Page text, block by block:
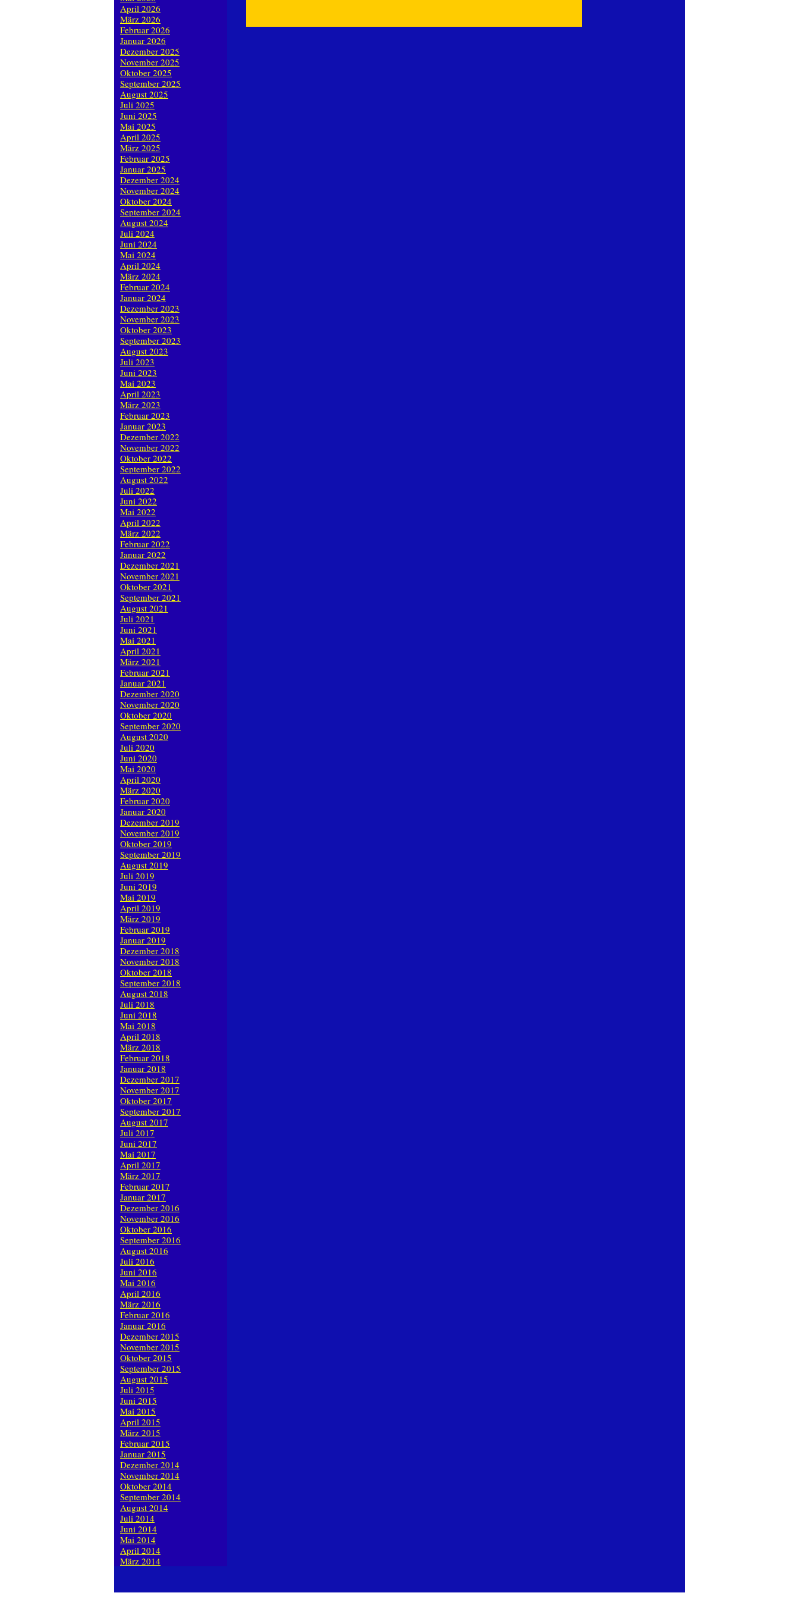
April 2026
März 2026
Februar 2026
Januar 2026
Dezember 2025
November 2025
Oktober 2025
September 2025
August 2025
Juli 2025
Juni 2025
Mai 2025
April 2025
März 2025
Februar 2025
Januar 2025
Dezember 2024
November 2024
Oktober 2024
September 2024
August 2024
Juli 2024
Juni 2024
Mai 2024
April 2024
März 2024
Februar 2024
Januar 2024
Dezember 2023
November 2023
Oktober 2023
September 2023
August 2023
Juli 2023
Juni 2023
Mai 2023
April 2023
März 2023
Februar 2023
Januar 2023
Dezember 2022
November 2022
Oktober 2022
September 2022
August 2022
Juli 2022
Juni 2022
Mai 2022
April 2022
März 2022
Februar 2022
Januar 2022
Dezember 2021
November 2021
Oktober 2021
September 2021
August 2021
Juli 2021
Juni 2021
Mai 2021
April 2021
März 2021
Februar 2021
Januar 2021
Dezember 2020
November 2020
Oktober 2020
September 2020
August 2020
Juli 2020
Juni 2020
Mai 2020
April 2020
März 2020
Februar 2020
Januar 2020
Dezember 2019
November 2019
Oktober 2019
September 2019
August 2019
Juli 2019
Juni 2019
Mai 2019
April 2019
März 2019
Februar 2019
Januar 2019
Dezember 2018
November 2018
Oktober 2018
September 2018
August 2018
Juli 2018
Juni 2018
Mai 2018
April 2018
März 2018
Februar 2018
Januar 2018
Dezember 2017
November 2017
Oktober 2017
September 2017
August 2017
Juli 2017
Juni 2017
Mai 2017
April 2017
März 2017
Februar 2017
Januar 2017
Dezember 2016
November 2016
Oktober 2016
September 2016
August 2016
Juli 2016
Juni 2016
Mai 2016
April 2016
März 2016
Februar 2016
Januar 2016
Dezember 2015
November 2015
Oktober 2015
September 2015
August 2015
Juli 2015
Juni 2015
Mai 2015
April 2015
März 2015
Februar 2015
Januar 2015
Dezember 2014
November 2014
Oktober 2014
September 2014
August 2014
Juli 2014
Juni 2014
Mai 2014
April 2014
März 2014